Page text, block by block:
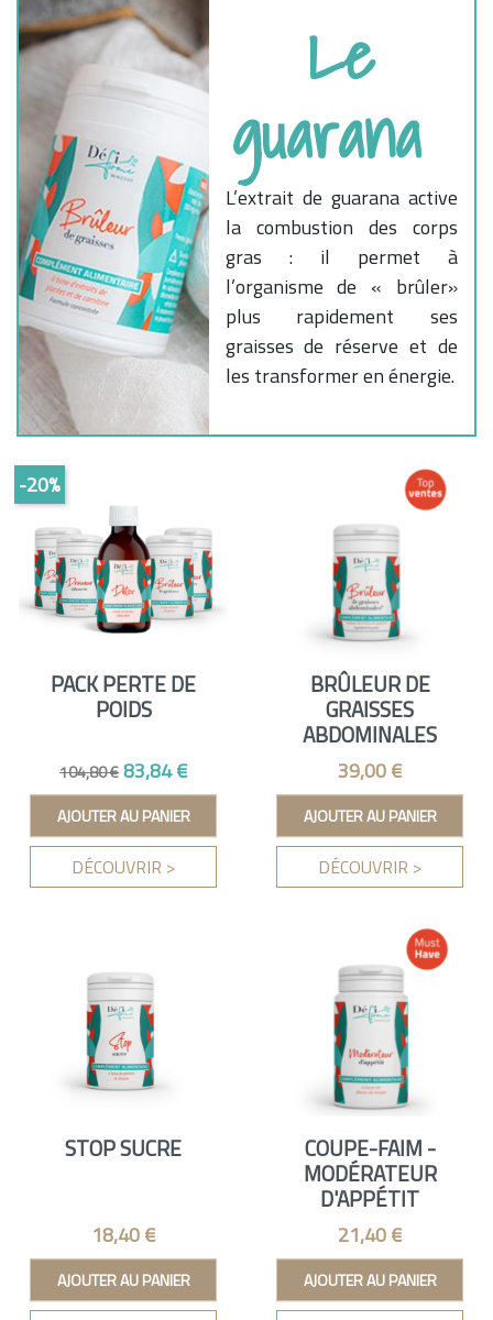
PACK PERTE DE
POIDS
Prix de base
104,80 €Prix
83,84 €
AJOUTER AU PANIER
DÉCOUVRIR >
-20%
Le
guarana
L’extrait de guarana active
la combustion des corps
gras : il permet à
l’organisme de « brûler»
plus rapidement ses
graisses de réserve et de
les transformer en énergie.
BRÛLEUR DE
GRAISSES
ABDOMINALES
Prix
39,00 €
AJOUTER AU PANIER
DÉCOUVRIR >
STOP SUCRE
Prix
18,40 €
AJOUTER AU PANIER
COUPE-FAIM -
MODÉRATEUR
D'APPÉTIT
Prix
21,40 €
AJOUTER AU PANIER